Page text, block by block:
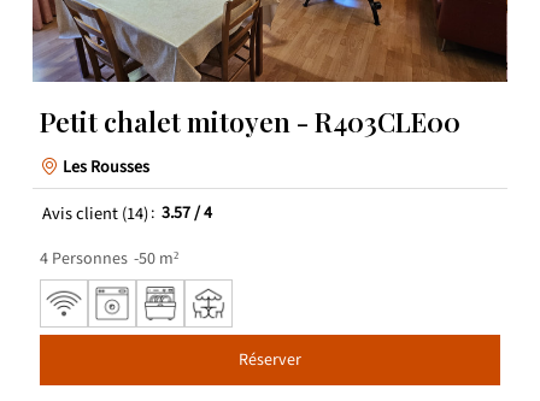
Petit chalet mitoyen - R403CLE00
Les Rousses
Avis client(14) 3.57/ 4
4 Personnes 50 m²
Réserver